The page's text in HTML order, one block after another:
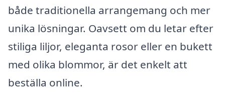
både traditionella arrangemang och mer
unika lösningar. Oavsett om du letar efter
stiliga liljor, eleganta rosor eller en bukett
med olika blommor, är det enkelt att
beställa online.